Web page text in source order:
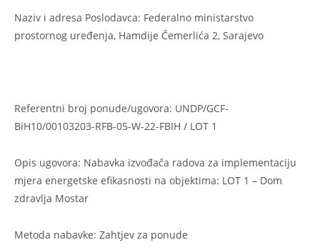
Naziv i adresa Poslodavca: Federalno ministarstvo
prostornog uređenja, Hamdije Čemerlića 2, Sarajevo
Referentni broj ponude/ugovora: UNDP/GCF-
BiH10/00103203-RFB-05-W-22-FBIH / LOT 1
Opis ugovora: Nabavka izvođača radova za implementaciju
mjera energetske efikasnosti na objektima: LOT 1 – Dom
zdravlja Mostar
Metoda nabavke: Zahtjev za ponude